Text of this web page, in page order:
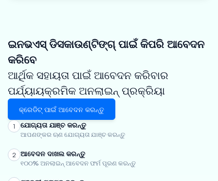
ଇନଭଏସ୍ ଡିସକାଉଣ୍ଟିଙ୍ଗ୍ ପାଇଁ କିପରି ଆବେଦନ
କରିବେ
ଆର୍ଥିକ ସହାୟତା ପାଇଁ ଆବେଦନ କରିବାର
ପର୍ଯ୍ୟାୟକ୍ରମିକ ଅନଲାଇନ୍ ପ୍ରକ୍ରିୟା
କ୍ରେଡିଟ୍ ପାଇଁ ଆବେଦନ କରନ୍ତୁ
1 ଯୋଗ୍ୟତା ଯାଞ୍ଚ କରନ୍ତୁ
ଆପଣଙ୍କର ଋଣ ଯୋଗ୍ୟତା ଯାଞ୍ଚ କରନ୍ତୁ
2 ଆବେଦନ ଦାଖଲ କରନ୍ତୁ
୧୦୦% ଅନଲାଇନ୍ ଆବେଦନ ଫର୍ମ ପୂରଣ କରନ୍ତୁ